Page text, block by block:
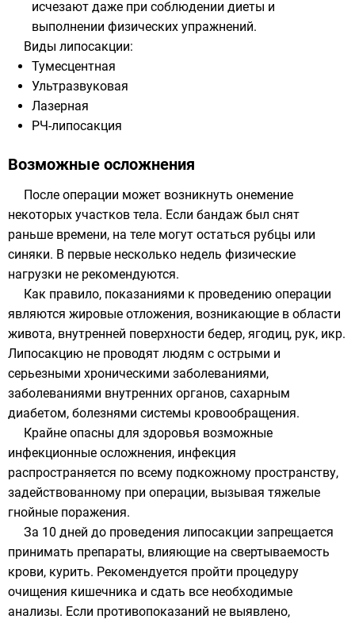
исчезают даже при соблюдении диеты и
выполнении физических упражнений.
Виды липосакции:
Тумесцентная
Ультразвуковая
Лазерная
РЧ-липосакция
Возможные осложнения
После операции может возникнуть онемение
некоторых участков тела. Если бандаж был снят
раньше времени, на теле могут остаться рубцы или
синяки. В первые несколько недель физические
нагрузки не рекомендуются.
Как правило, показаниями к проведению операции
являются жировые отложения, возникающие в области
живота, внутренней поверхности бедер, ягодиц, рук, икр.
Липосакцию не проводят людям с острыми и
серьезными хроническими заболеваниями,
заболеваниями внутренних органов, сахарным
диабетом, болезнями системы кровообращения.
Крайне опасны для здоровья возможные
инфекционные осложнения, инфекция
распространяется по всему подкожному пространству,
задействованному при операции, вызывая тяжелые
гнойные поражения.
За 10 дней до проведения липосакции запрещается
принимать препараты, влияющие на свертываемость
крови, курить. Рекомендуется пройти процедуру
очищения кишечника и сдать все необходимые
анализы. Если противопоказаний не выявлено,